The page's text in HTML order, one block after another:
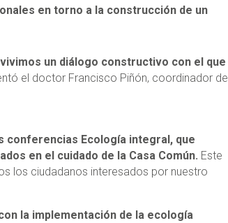
en torno a la construcción de un
vivimos un diálogo constructivo con el que
el doctor Francisco Piñón, coordinador de
conferencias Ecología integral, que
en el cuidado de la Casa Común. Este
los ciudadanos interesados por nuestro
la implementación de la ecología